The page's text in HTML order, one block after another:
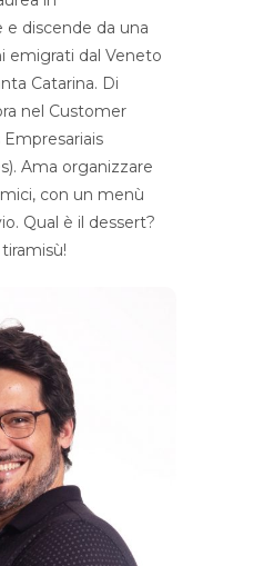
e discende da una
emigrati dal Veneto
Catarina. Di
nel Customer
Ama organizzare
con un menù
Qual è il dessert?